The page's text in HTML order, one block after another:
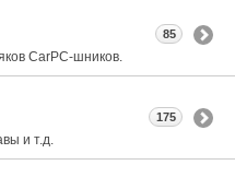
CarPC-шников.
85
и т.д.
175